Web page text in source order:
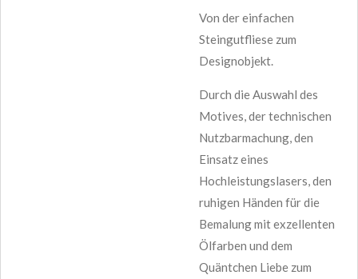
Von der einfachen
Steingutfliese zum
Designobjekt.
Durch die Auswahl des
Motives, der technischen
Nutzbarmachung, den
Einsatz eines
Hochleistungslasers, den
ruhigen Händen für die
Bemalung mit exzellenten
Ölfarben und dem
Quäntchen Liebe zum